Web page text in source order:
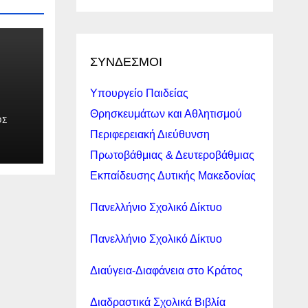
ΣΥΝΔΕΣΜΟΙ
Υπουργείο Παιδείας
Θρησκευμάτων και Αθλητισμού
Περιφερειακή Διεύθυνση
Πρωτοβάθμιας & Δευτεροβάθμιας
Εκπαίδευσης Δυτικής Μακεδονίας
Πανελλήνιο Σχολικό Δίκτυο
Πανελλήνιο Σχολικό Δίκτυο
Διαύγεια-Διαφάνεια στο Κράτος
Διαδραστικά Σχολικά Βιβλία